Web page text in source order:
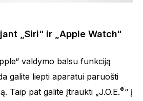
„Siri“ ir „Apple Watch“
valdymo balsu funkciją
galite liepti aparatui paruošti
Taip pat galite įtraukti „J.O.E.®“ į